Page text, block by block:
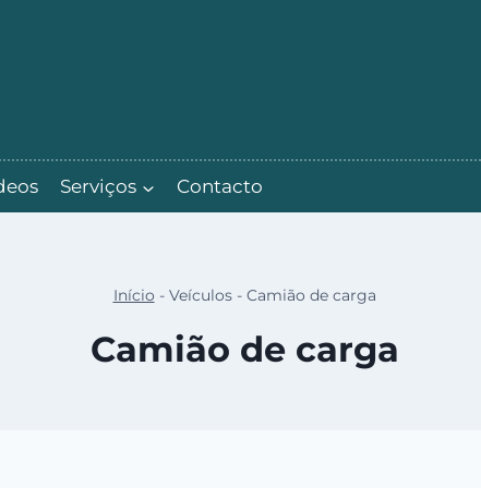
Serviços Contacto
Início - Veículos- Camião de carga
Camião de carga